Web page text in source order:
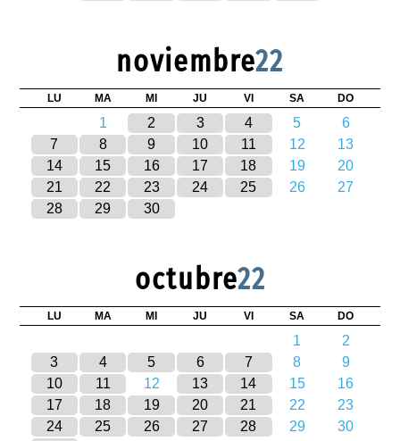
noviembre22
LU MA MI JU VI SA DO
1 2 3 4 5
6
7
8 9 10 11 12
13
14
15 16 17 18 19
20
21
22 23 24 25 26
27
28
29 30
octubre22
LU MA MI JU VI SA DO
1
2
3
4 5 6 7 8
9
10
11 12 13 14 15
16
17
18 19 20 21 22
23
24
25 26 27 28 29
30